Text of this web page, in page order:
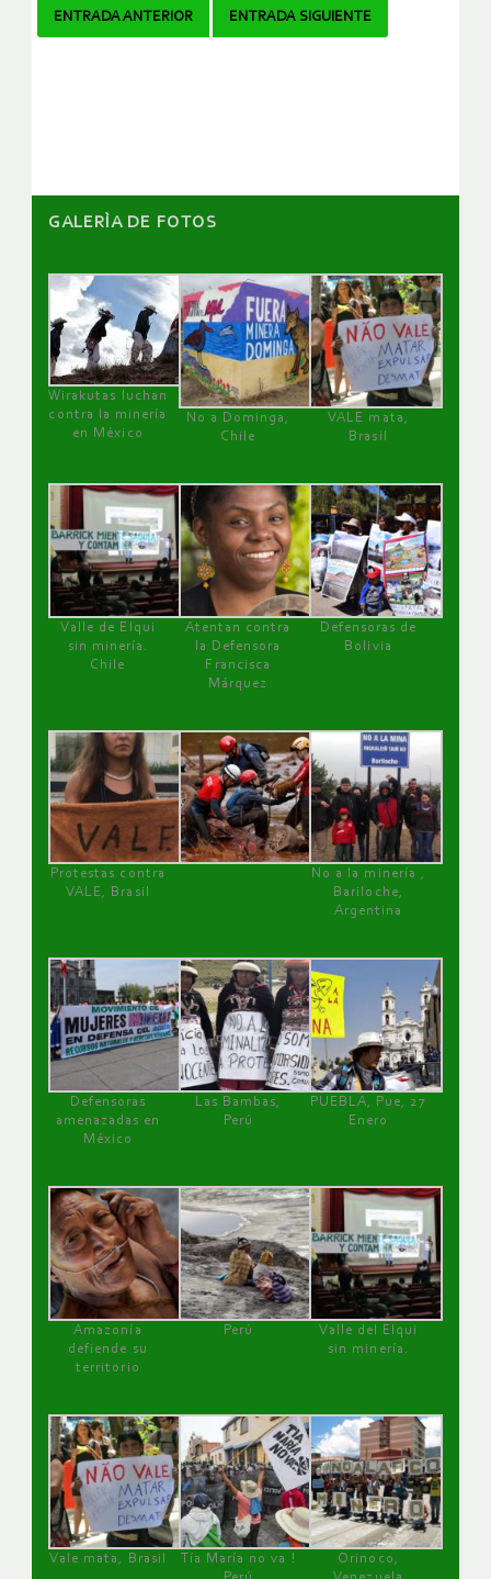
Navegador
ENTRADA ANTERIOR ENTRADA SIGUIENTE
GALERÌA DE FOTOS
Wirakutas luchan
contra la minería
en México
No a Dominga,
Chile
VALE mata,
Brasil
Valle de Elqui
sin minería.
Chile
Atentan contra
la Defensora
Francisca
Márquez
Defensoras de
Bolivia
Protestas contra
VALE, Brasil
No a la minería ,
Bariloche,
Argentina
Defensoras
amenazadas en
México
Las Bambas,
Perú
PUEBLA, Pue, 27
Enero
Amazonía
defiende su
territorio
Perú
Valle del Elqui
sin minería.
Vale mata, Brasil
Tía María no va !
Orinoco,